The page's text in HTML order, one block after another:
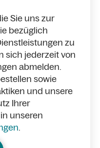
Sie uns zur
bezüglich
zu
sich jederzeit von
abmelden.
sowie
und unsere
Ihrer
unseren
.